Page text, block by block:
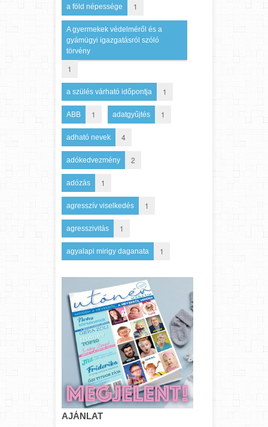
a föld népessége 1
A gyermekek védelméről és a
gyámügyi igazgatásról szóló
törvény
1
a szülés várható időpontja 1
ABB 1 adatgyűjtés 1
adható nevek 4
adókedvezmény 2
adózás 1
agresszív viselkedés 1
agresszivitás 1
agyalapi mirigy daganata 1
AJÁNLAT